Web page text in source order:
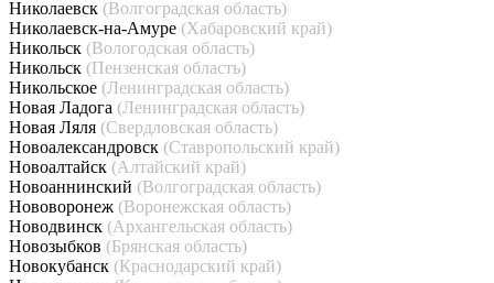
Николаевск (Волгоградская область)
Николаевск-на-Амуре (Хабаровский край)
Никольск (Вологодская область)
Никольск (Пензенская область)
Никольское (Ленинградская область)
Новая Ладога (Ленинградская область)
Новая Ляля (Свердловская область)
Новоалександровск (Ставропольский край)
Новоалтайск (Алтайский край)
Новоаннинский (Волгоградская область)
Нововоронеж (Воронежская область)
Новодвинск (Архангельская область)
Новозыбков (Брянская область)
Новокубанск (Краснодарский край)